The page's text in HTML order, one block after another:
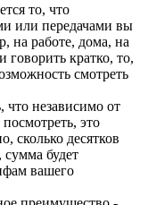
то, что
или передачами вы
на работе, дома, на
говорить кратко, то,
смотреть
независимо от
это
сколько десятков
сумма будет
вашего